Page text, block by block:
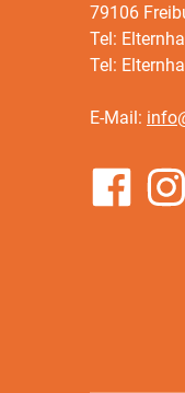
79106
Tel:
Tel:
E-Mail: